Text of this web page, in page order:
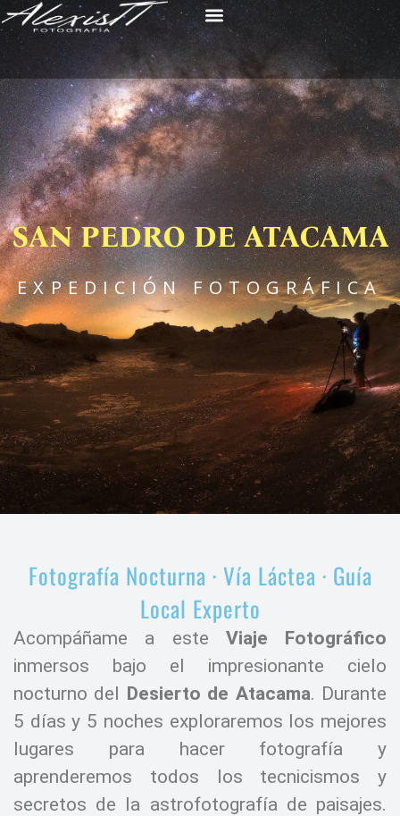
SAN PEDRO DE ATACAMA
EXPEDICIÓN FOTOGRÁFICA
Fotografía Nocturna · Vía Láctea · Guía
Local Experto
Acompáñame a este Viaje Fotográfico
inmersos bajo el impresionante cielo
nocturno del Desierto de Atacama. Durante
5 días y 5 noches exploraremos los mejores
lugares para hacer fotografía y
aprenderemos todos los tecnicismos y
secretos de la astrofotografía de paisajes.